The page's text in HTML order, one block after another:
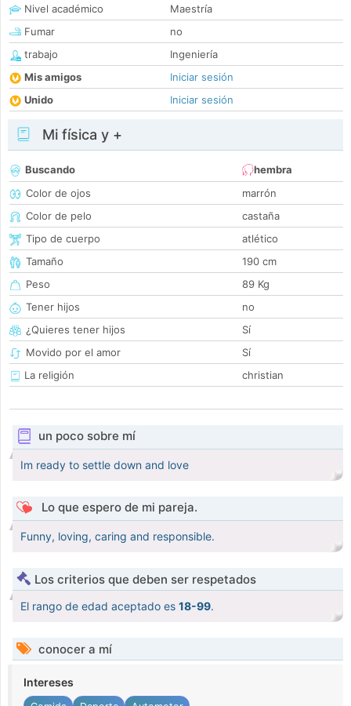
Nivel académico
Maestría
Fumar
no
trabajo
Ingeniería
Mis amigos
Iniciar sesión
Unido
Iniciar sesión
Mi física y +
Buscando
hembra
Color de ojos
marrón
Color de pelo
castaña
Tipo de cuerpo
atlético
Tamaño
190 cm
Peso
89 Kg
Tener hijos
no
¿Quieres tener hijos
Sí
Movido por el amor
Sí
La religión
christian
un poco sobre mí
Im ready to settle down and love
Lo que espero de mi pareja.
Funny, loving, caring and responsible.
Los criterios que deben ser respetados
El rango de edad aceptado es 18-99.
conocer a mí
Intereses